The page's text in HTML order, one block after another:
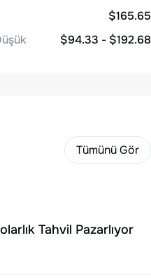
$165.65
$94.33 - $192.68
Tümünü Gör
Tahvil Pazarlıyor